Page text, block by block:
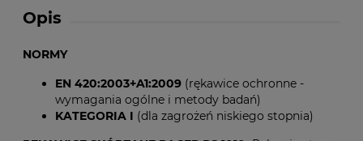
Opis
NORMY
EN 420:2003+A1:2009 (rękawice ochronne -
wymagania ogólne i metody badań)
KATEGORIA I (dla zagrożeń niskiego stopnia)